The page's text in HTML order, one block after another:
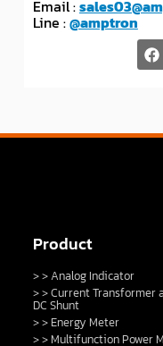
Email :
Line :@amptron
Product
> > Analog Indicator
> > Current Transformer
DC Shunt
> > Energy Meter
> > Multifunction Power